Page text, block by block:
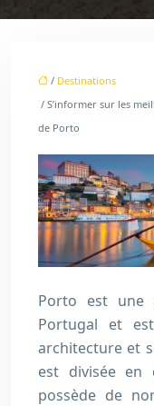
/ Destinations
/ S’informer sur les
de Porto
Porto est une
Portugal et
architecture et
est divisée
possède de